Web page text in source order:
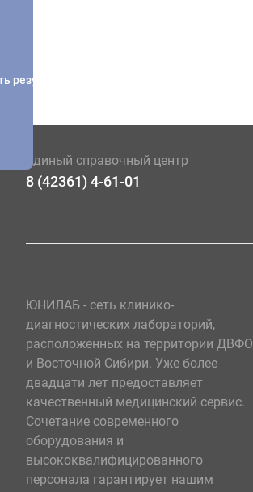
результатов
Единый справочный центр
8 (42361) 4-61-01
ЮНИЛАБ - сеть клинико-
диагностических лабораторий,
расположенных на территории ДВФО
и Восточной Сибири. Уже более
двадцати лет предоставляет
качественный медицинский сервис.
Сочетание современного
оборудования и
высококвалифицированного
персонала гарантирует нашим